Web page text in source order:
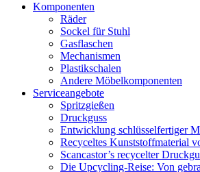
Komponenten
Räder
Sockel für Stuhl
Gasflaschen
Mechanismen
Plastikschalen
Andere Möbelkomponenten
Serviceangebote
Spritzgießen
Druckguss
Entwicklung schlüsselfertiger
Recyceltes Kunststoffmaterial
Scancastor’s recycelter
Die Upcycling-Reise: Von